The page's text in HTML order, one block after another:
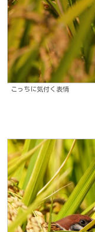
こっちに気付く表情